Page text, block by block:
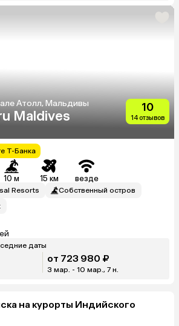
Атолл, Мальдивы
Maldives
10
14 отзывов
Т-Банка
10 м 15 км везде
Resorts
Собственный остров
даты
от 723 980 ₽
3 мар. - 10 мар., 7 н.
на курорты Индийского